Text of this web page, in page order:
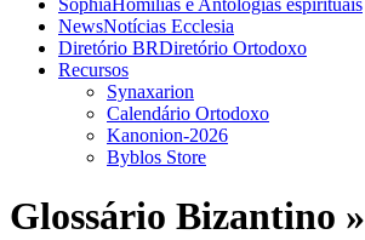
SophiaHomilias e Antologias espirituais
NewsNotícias Ecclesia
Diretório BRDiretório Ortodoxo
Recursos
Synaxarion
Calendário Ortodoxo
Kanonion-2026
Byblos Store
Glossário Bizantino »